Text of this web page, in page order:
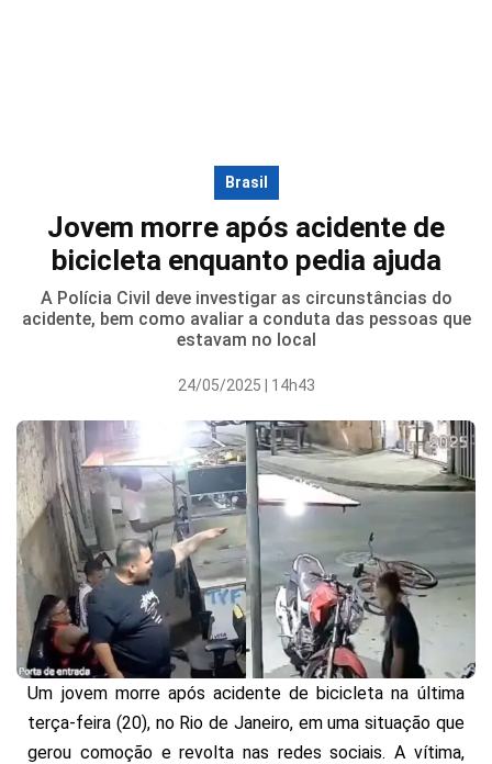
Brasil
Jovem morre após acidente de
bicicleta enquanto pedia ajuda
A Polícia Civil deve investigar as circunstâncias do
acidente, bem como avaliar a conduta das pessoas que
estavam no local
24/05/2025 | 14h43
Um jovem morre após acidente de bicicleta na última
terça-feira (20), no Rio de Janeiro, em uma situação que
gerou comoção e revolta nas redes sociais. A vítima,